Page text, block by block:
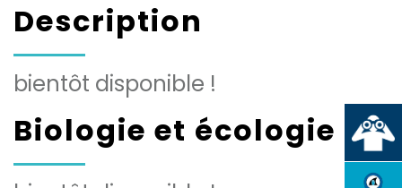
Description
bientôt disponible !
Biologie et écologie